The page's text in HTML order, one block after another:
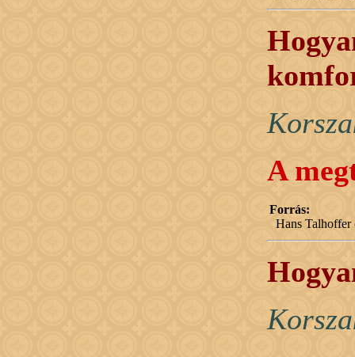
A
Forrás:
Hans Talhoffer